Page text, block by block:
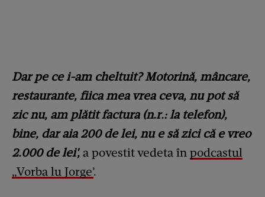
Dar pe ce i-am cheltuit? Motorină, mâncare,
restaurante, fiica mea vrea ceva, nu pot să
zic nu, am plătit factura (n.r.: la telefon),
bine, dar aia 200 de lei, nu e să zici că e vreo
2.000 de lei', a povestit vedeta în podcastul
„Vorba lu Jorge’.